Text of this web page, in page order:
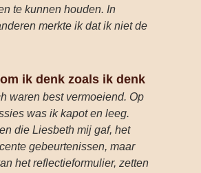
te kunnen houden. In
merkte ik dat ik niet de
ik denk zoals ik denk
waren best vermoeiend. Op
was ik kapot en leeg.
die Liesbeth mij gaf, het
gebeurtenissen, maar
het reflectieformulier, zetten